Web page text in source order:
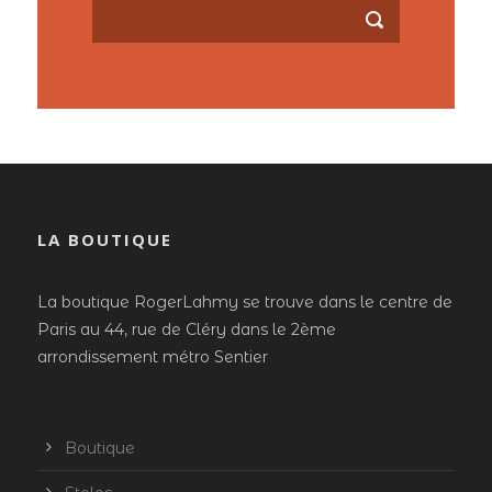
LA BOUTIQUE
La boutique RogerLahmy se trouve dans le centre de
Paris au 44, rue de Cléry dans le 2ème
arrondissement métro Sentier
Boutique